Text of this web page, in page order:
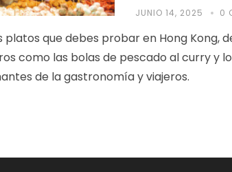
JUNIO 14, 2025 0
platos que debes probar en Hong Kong,
como las bolas de pescado al curry y
de la gastronomía y viajeros.